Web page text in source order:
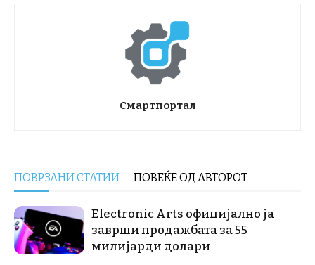
Смартпортал
ПОВРЗАНИ СТАТИИ ПОВЕЌЕ ОД АВТОРОТ
Electronic Arts официјално ја
заврши продажбата за 55
милијарди долари